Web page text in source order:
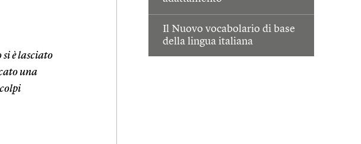
Il Nuovo vocabolario di base
della lingua italiana
è lasciato
una